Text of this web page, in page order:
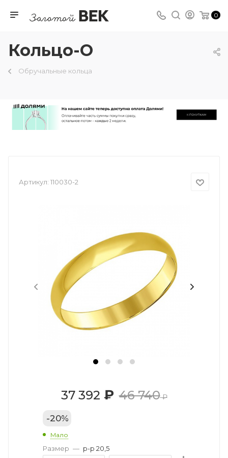
0
Кольцо-О
Обручальные кольца
Артикул: 110030-2
37 392 ₽ 46 740₽
-20%
Мало
Размер — р-р 20,5